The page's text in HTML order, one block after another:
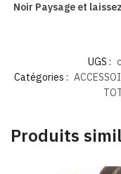
Noir Paysage et
UGS :
Catégories :
Produits